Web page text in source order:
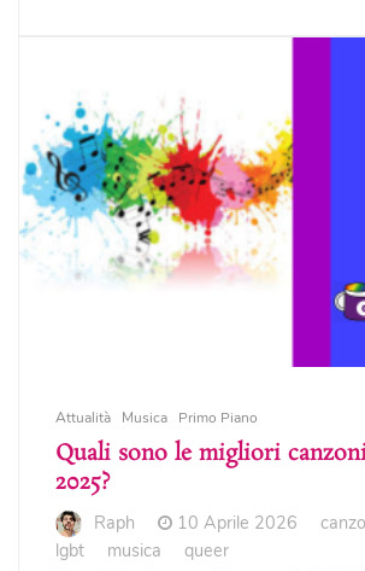
Attualità Musica Primo Piano
Quali sono le migliori
2025?
Raph 10 Aprile 2026
lgbt
musica queer